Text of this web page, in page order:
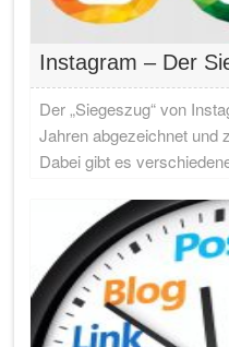
Instagram – Der
Der „Siegeszug“ von
Jahren abgezeichnet und
Dabei gibt es